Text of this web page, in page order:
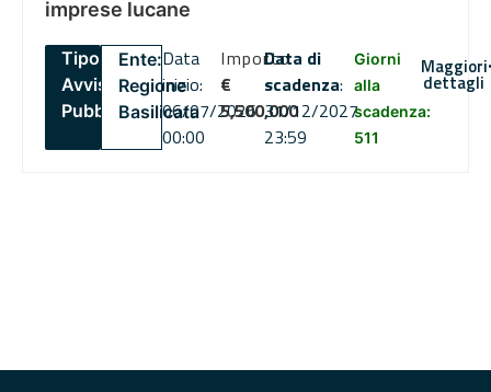
imprese lucane
Tipo:
Avviso
Pubblico
Ente:
Regione
Basilicata
Data
inizio:
06/07/2026
00:00
Importo
€
5,500,000
Data di
scadenza:
31/12/2027
23:59
Giorni
alla
scadenza:
511
Maggiori
dettagli